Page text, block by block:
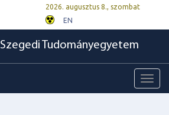
2026. augusztus 8., szombat
EN
Szegedi Tudományegyetem